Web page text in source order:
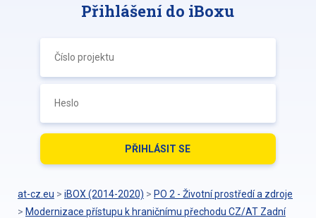
Přihlášení do iBoxu
at-cz.eu > iBOX (2014-2020) > PO 2 - Životní prostředí a zdroje
> Modernizace přístupu k hraničnímu přechodu CZ/AT Zadní